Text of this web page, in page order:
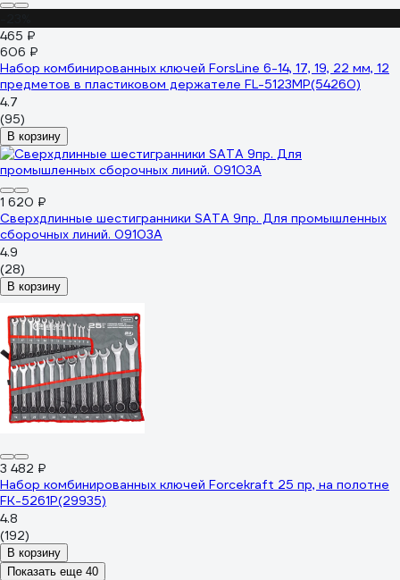
465 ₽
606 ₽
Набор комбинированных ключей ForsLine 6-14, 17, 19, 22 мм, 12
предметов в пластиковом держателе FL-5123MP(54260)
4.7
(95)
В корзину
1 620 ₽
Сверхдлинные шестигранники SATA 9пр. Для промышленных
сборочных линий. 09103A
4.9
(28)
В корзину
3 482 ₽
Набор комбинированных ключей Forcekraft 25 пр, на полотне
FK-5261P(29935)
4.8
(192)
В корзину
Показать еще 40